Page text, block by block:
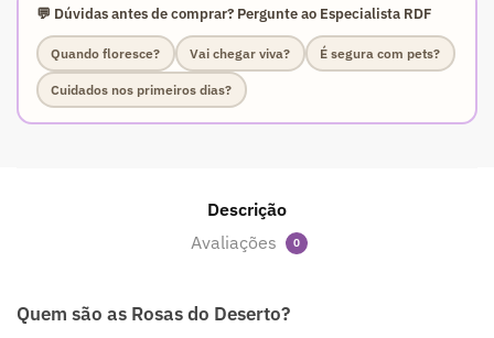
💬 Dúvidas antes de comprar? Pergunte ao Especialista RDF
Quando floresce? Vai chegar viva? É segura com pets?
Cuidados nos primeiros dias?
Descrição
Avaliações
0
Quem são as Rosas do Deserto?